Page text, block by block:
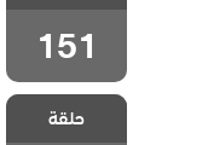
151
151
مسلسل شارع
السلام الحلقة
حلقة